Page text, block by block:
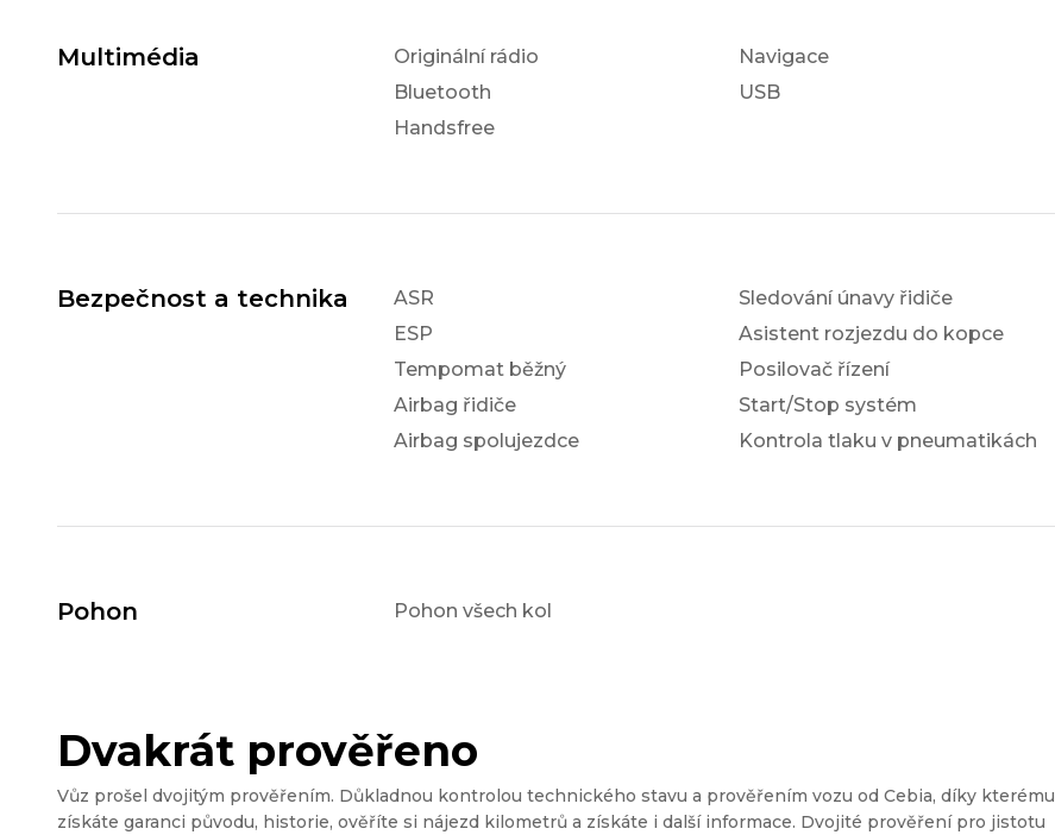
Multimédia
Originální rádio
Bluetooth
Handsfree
Navigace
USB
Bezpečnost a technika
ASR
ESP
Tempomat běžný
Airbag řidiče
Airbag spolujezdce
Sledování únavy řidiče
Asistent rozjezdu do kopce
Posilovač řízení
Start/Stop systém
Kontrola tlaku v pneumatikách
Pohon Pohon všech kol
Dvakrát prověřeno
Vůz prošel dvojitým prověřením. Důkladnou kontrolou technického stavu a prověřením vozu od Cebia, díky kterému
získáte garanci původu, historie, ověříte si nájezd kilometrů a získáte i další informace. Dvojité prověření pro jistotu